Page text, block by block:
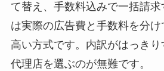
て替え、手数料込みで一括請求
は実際の広告費と手数料を分
高い方式です。内訳がはっき
代理店を選ぶのが無難です。